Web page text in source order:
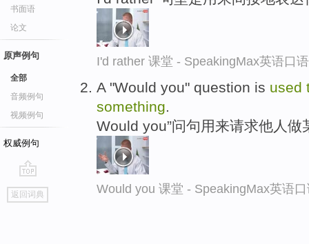
书面语
论文
原声例句
全部
音频例句
视频例句
权威例句
go
top
返回词典
I'd rather 课堂 - SpeakingMax英语口
A "Would you" question is used
something.
Would you”问句用来请求他人做
Would you 课堂 - SpeakingMax英语